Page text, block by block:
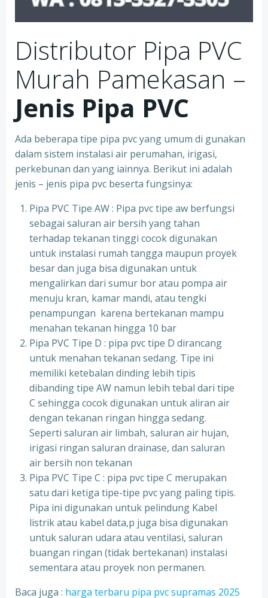
Distributor Pipa PVC
Murah Pamekasan –
Jenis Pipa PVC
Ada beberapa tipe pipa pvc yang umum di gunakan
dalam sistem instalasi air perumahan, irigasi,
perkebunan dan yang iainnya. Berikut ini adalah
jenis – jenis pipa pvc beserta fungsinya:
Pipa PVC Tipe AW : Pipa pvc tipe aw berfungsi
sebagai saluran air bersih yang tahan
terhadap tekanan tinggi cocok digunakan
untuk instalasi rumah tangga maupun proyek
besar dan juga bisa digunakan untuk
mengalirkan dari sumur bor atau pompa air
menuju kran, kamar mandi, atau tengki
penampungan karena bertekanan mampu
menahan tekanan hingga 10 bar
Pipa PVC Tipe D : pipa pvc tipe D dirancang
untuk menahan tekanan sedang. Tipe ini
memiliki ketebalan dinding lebih tipis
dibanding tipe AW namun lebih tebal dari tipe
C sehingga cocok digunakan untuk aliran air
dengan tekanan ringan hingga sedang.
Seperti saluran air limbah, saluran air hujan,
irigasi ringan saluran drainase, dan saluran
air bersih non tekanan
Pipa PVC Tipe C : pipa pvc tipe C merupakan
satu dari ketiga tipe-tipe pvc yang paling tipis.
Pipa ini digunakan untuk pelindung Kabel
listrik atau kabel data,p juga bisa digunakan
untuk saluran udara atau ventilasi, saluran
buangan ringan (tidak bertekanan) instalasi
sementara atau proyek non permanen.
Baca juga : harga terbaru pipa pvc supramas 2025